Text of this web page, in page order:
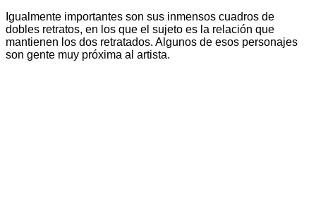
Igualmente importantes son sus inmensos cuadros de
dobles retratos, en los que el sujeto es la relación que
mantienen los dos retratados. Algunos de esos personajes
son gente muy próxima al artista.